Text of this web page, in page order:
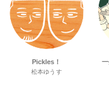
Pickles！
松本ゆうす